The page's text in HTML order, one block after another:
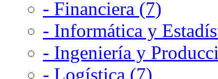
- Financiera (7)
- Informática y
- Ingeniería y
- Logística (7)